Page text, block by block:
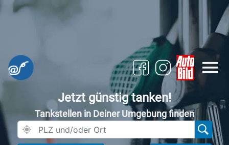
Jetzt günstig tanken!
Tankstellen in Deiner Umgebung finden